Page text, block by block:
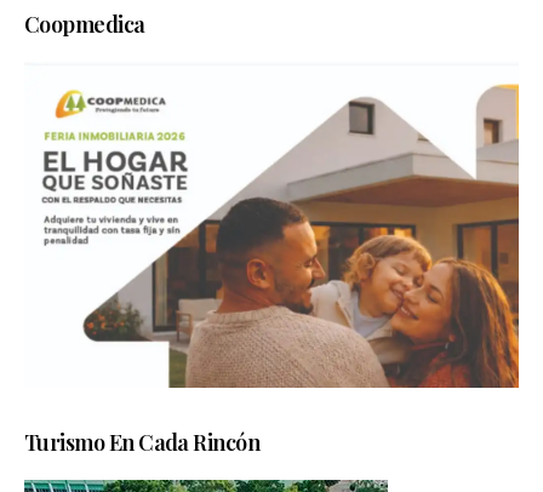
Coopmedica
Turismo En Cada Rincón